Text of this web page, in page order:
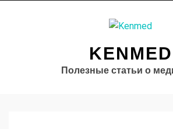
KENMED
Полезные статьи о